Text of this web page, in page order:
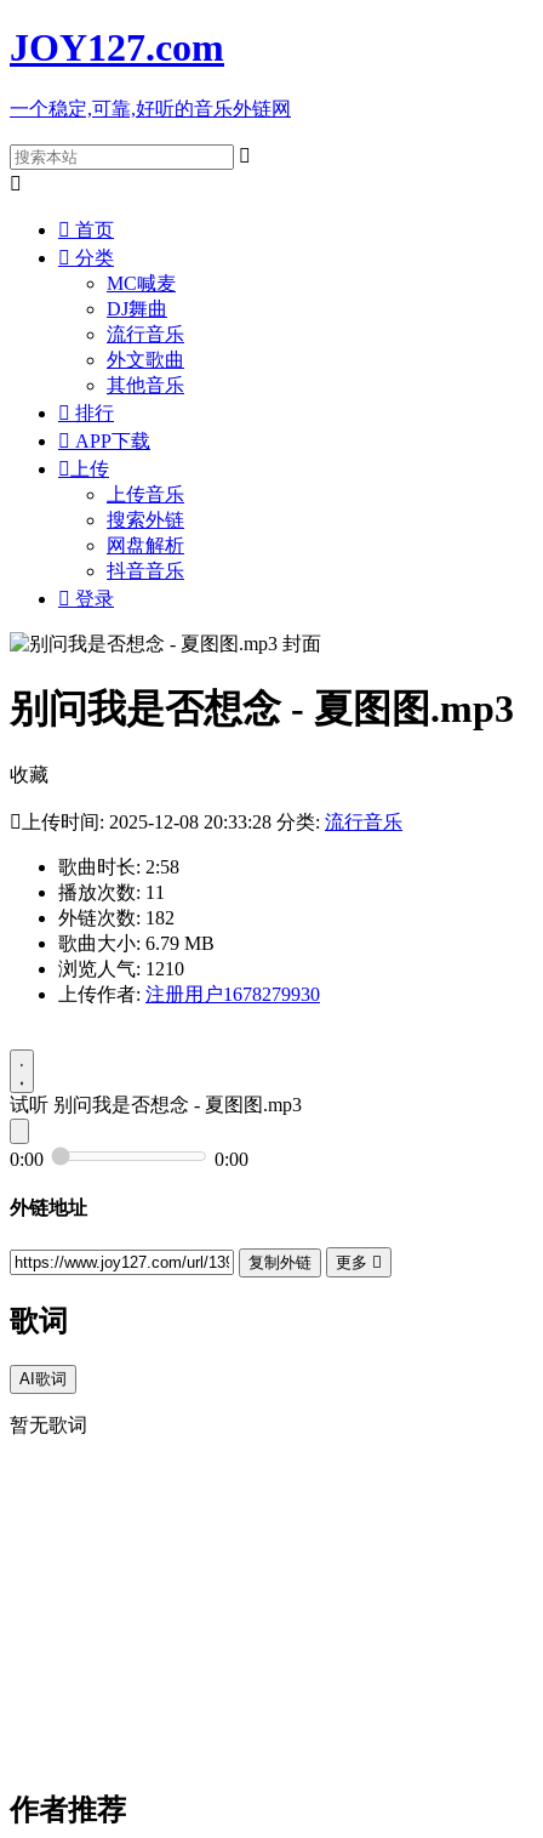
JOY127.com
一个稳定,可靠,好听的音乐外链网


 首页
 分类
MC喊麦
DJ舞曲
流行音乐
外文歌曲
其他音乐
 排行
 APP下载
 上传
上传音乐
搜索外链
网盘解析
抖音音乐
 登录
别问我是否想念 - 夏图图.mp3
收藏
 上传时间: 2025-12-08 20:33:28 分类: 流行音乐
歌曲时长: 2:58
播放次数: 11
外链次数: 182
歌曲大小: 6.79 MB
浏览人气: 1210
上传作者: 注册用户1678279930
试听 别问我是否想念 - 夏图图.mp3
0:00 0:00
外链地址
复制外链 更多 
歌词
AI歌词
暂无歌词
作者推荐